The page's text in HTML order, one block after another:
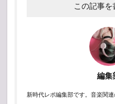
この記事を
編集
新時代レポ編集部です。音楽関連